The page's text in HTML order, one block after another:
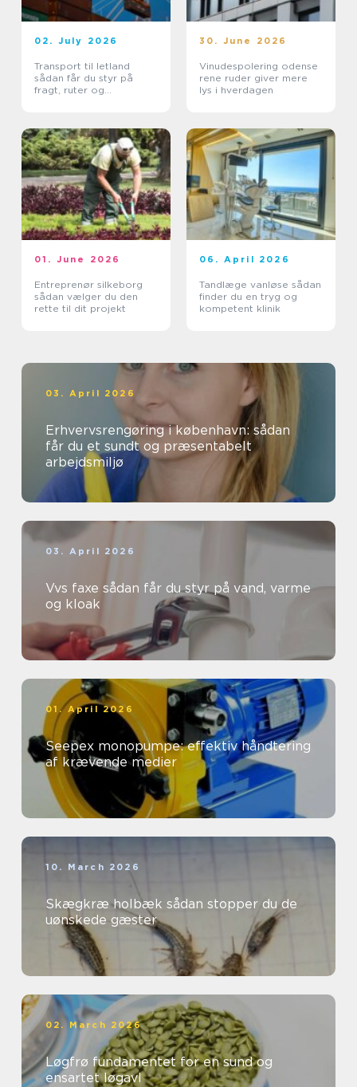
02. July 2026
Transport til letland
sådan får du styr på
fragt, ruter og
30. June 2026
Vinudespolering odense
rene ruder giver mere
lys i hverdagen
01. June 2026
Entreprenør silkeborg
sådan vælger du den
rette til dit projekt
06. April 2026
Tandlæge vanløse sådan
finder du en tryg og
kompetent klinik
03. April 2026
Erhvervsrengøring i københavn: sådan
får du et sundt og præsentabelt
arbejdsmiljø
03. April 2026
Vvs faxe sådan får du styr på vand, varme
og kloak
01. April 2026
Seepex monopumpe: effektiv håndtering
af krævende medier
10. March 2026
Skægkræ holbæk sådan stopper du de
uønskede gæster
02. March 2026
Løgfrø fundamentet for en sund og
ensartet løgavl